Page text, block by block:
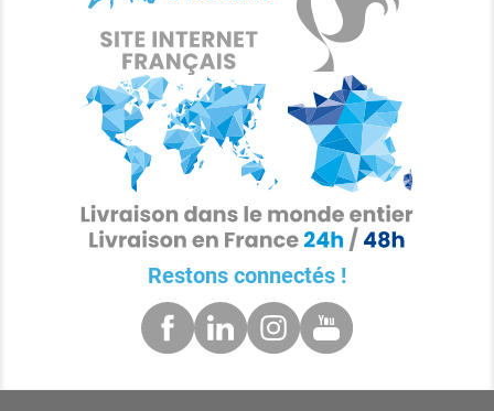
Restons connectés !